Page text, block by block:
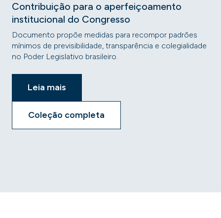
Contribuição para o aperfeiçoamento
institucional do Congresso
Documento propõe medidas para recompor padrões
mínimos de previsibilidade, transparência e colegialidade
no Poder Legislativo brasileiro.
Leia mais
Coleção completa